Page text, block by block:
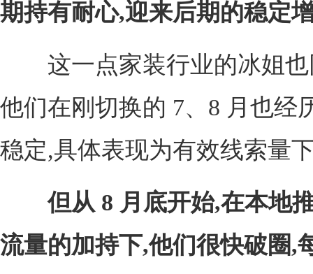
期持有耐心,迎来后期的稳定
这一点家装行业的冰姐也
他们在刚切换的 7、8 月也经
稳定,具体表现为有效线索量
但从 8 月底开始,在本地
流量的加持下,他们很快破圈,